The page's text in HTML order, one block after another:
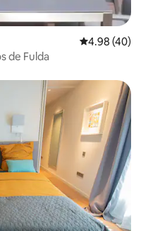
Calificación
4.98 (40)
de Fulda
huéspedes